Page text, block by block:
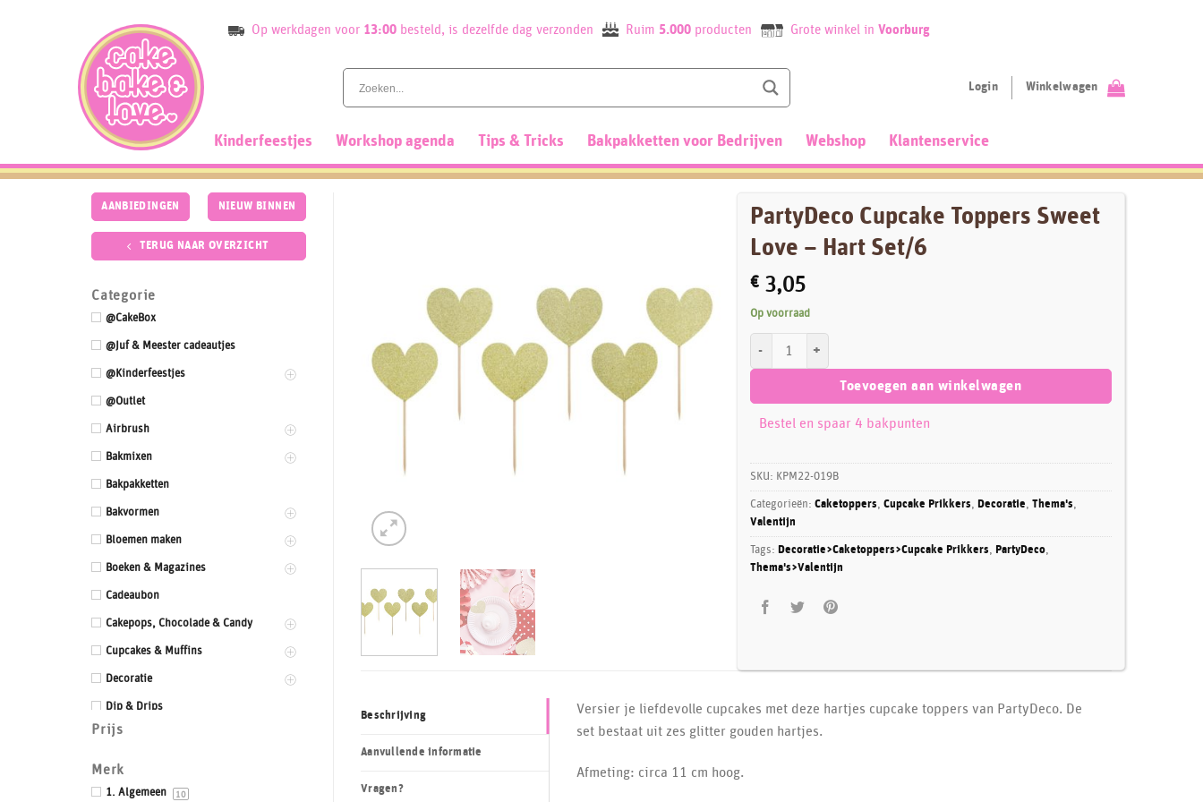
Op werkdagen voor 13:00besteld, is dezelfde dag verzonden Ruim 5.000producten Grote winkel in Voorburg
Login Winkelwagen
Kinderfeestjes Workshop agenda Tips & Tricks Bakpakketten voor Bedrijven Webshop Klantenservice
AANBIEDINGEN NIEUW BINNEN
TERUG NAAR OVERZICHT
Categorie
@CakeBox
@Juf & Meester cadeautjes
@Kinderfeestjes
@Outlet
Airbrush
Bakmixen
Bakpakketten
Bakvormen
Bloemen maken
Boeken & Magazines
Cadeaubon
Cakepops, Chocolade & Candy
Cupcakes & Muffins
Decoratie
Dip & Drips
Dozen & Dummies
Drums & Boards
Eetbaar kant
Prijs
Merk
1. Algemeen 10
PartyDeco Cupcake Toppers Sweet
Love – Hart Set/6
€3,05
Op voorraad
Toevoegen aan winkelwagen
Bestel en spaar 4 bakpunten
SKU: KPM22-019B
Categorieën: Caketoppers, Cupcake Prikkers, Decoratie, Thema's,
Valentijn
Tags: Decoratie>Caketoppers>Cupcake Prikkers, PartyDeco,
Thema's>Valentijn
Beschrijving
Aanvullende informatie
Vragen?
Versier je liefdevolle cupcakes met deze hartjes cupcake toppers van PartyDeco. De
set bestaat uit zes glitter gouden hartjes.
Afmeting: circa 11 cm hoog.